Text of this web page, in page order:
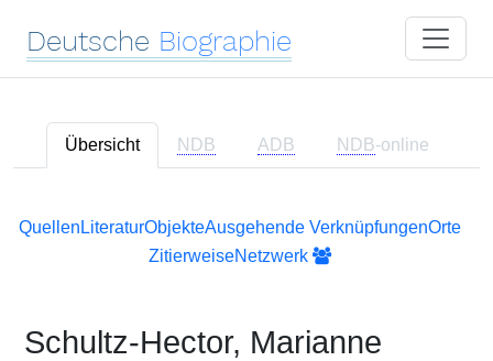
Deutsche Biographie
Übersicht NDB ADB NDB-online
Quellen LiteraturObjekteAusgehende VerknüpfungenOrte
ZitierweiseNetzwerk
Schultz-Hector, Marianne